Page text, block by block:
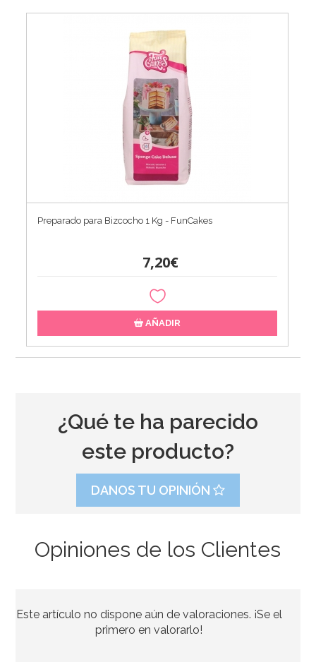
Preparado para Bizcocho 1 Kg - FunCakes
7,20€
AÑADIR
¿Qué te ha parecido
este producto?
DANOS TU OPINIÓN
Opiniones de los Clientes
Este artículo no dispone aún de valoraciones. ¡Se el
primero en valorarlo!